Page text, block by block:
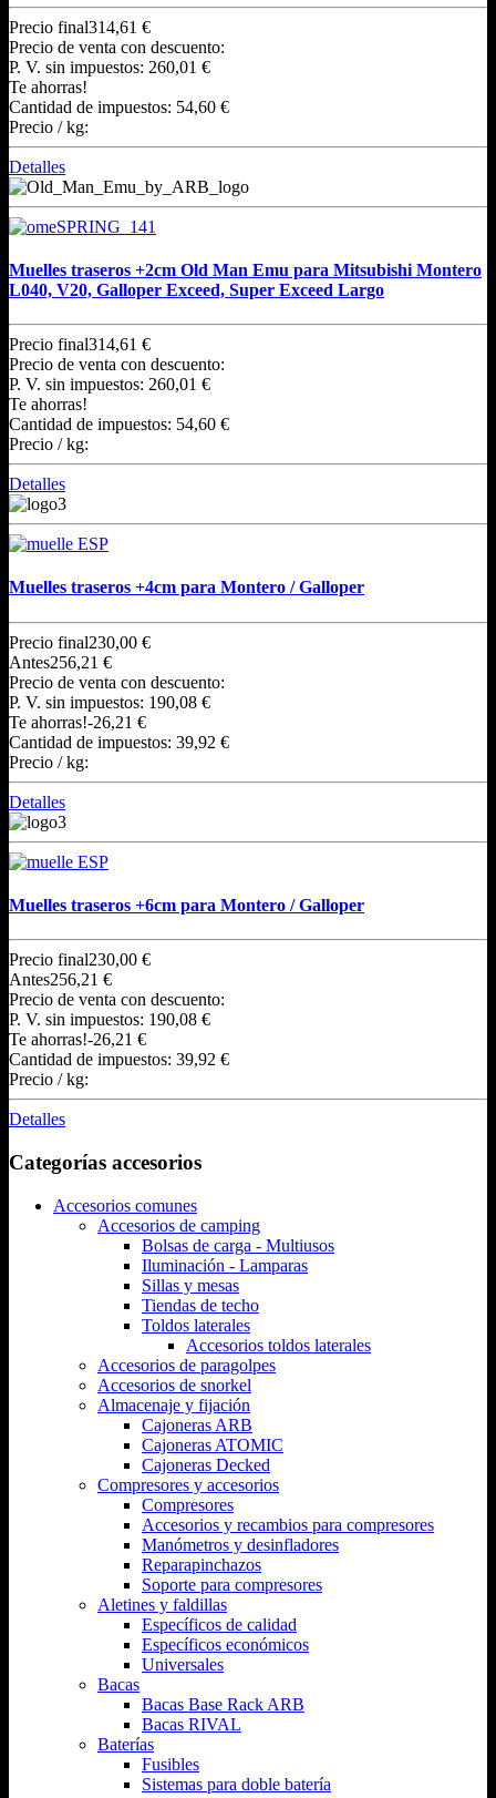
Precio final314,61 €
Precio de venta con descuento:
P. V. sin impuestos: 260,01 €
Te ahorras!
Cantidad de impuestos: 54,60 €
Precio / kg:
Detalles
Muelles traseros +2cm Old Man Emu para Mitsubishi Montero
L040, V20, Galloper Exceed, Super Exceed Largo
Precio final314,61 €
Precio de venta con descuento:
P. V. sin impuestos: 260,01 €
Te ahorras!
Cantidad de impuestos: 54,60 €
Precio / kg:
Detalles
Muelles traseros +4cm para Montero / Galloper
Precio final230,00 €
Antes256,21 €
Precio de venta con descuento:
P. V. sin impuestos: 190,08 €
Te ahorras!-26,21 €
Cantidad de impuestos: 39,92 €
Precio / kg:
Detalles
Muelles traseros +6cm para Montero / Galloper
Precio final230,00 €
Antes256,21 €
Precio de venta con descuento:
P. V. sin impuestos: 190,08 €
Te ahorras!-26,21 €
Cantidad de impuestos: 39,92 €
Precio / kg:
Detalles
Categorías accesorios
Accesorios comunes
Accesorios de camping
Bolsas de carga - Multiusos
Iluminación - Lamparas
Sillas y mesas
Tiendas de techo
Toldos laterales
Accesorios toldos laterales
Accesorios de paragolpes
Accesorios de snorkel
Almacenaje y fijación
Cajoneras ARB
Cajoneras ATOMIC
Cajoneras Decked
Compresores y accesorios
Compresores
Accesorios y recambios para compresores
Manómetros y desinfladores
Reparapinchazos
Soporte para compresores
Aletines y faldillas
Específicos de calidad
Específicos económicos
Universales
Bacas
Bacas Base Rack ARB
Bacas RIVAL
Baterías
Fusibles
Sistemas para doble batería